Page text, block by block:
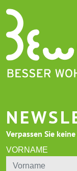
Verpassen Sie
VORNAME